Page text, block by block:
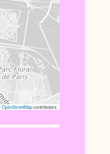
OpenStreetMapcontributors